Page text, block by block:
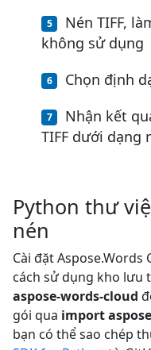
Nén TIFF,
không sử dụng
Chọn định
Nhận kết
TIFF dưới dạng
Python thư
nén
Cài đặt Aspose.Words
cách sử dụng kho lưu
aspose-words-cloud
gói qua import
bạn có thể sao chép